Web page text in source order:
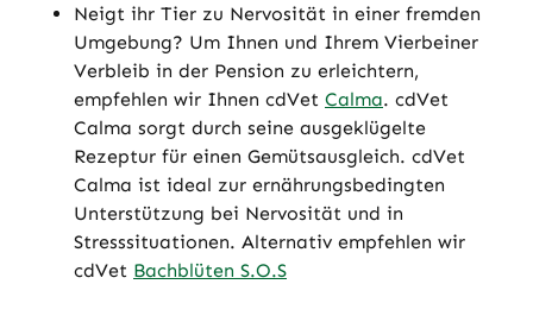
Neigt ihr Tier zu Nervosität in einer fremden
Umgebung? Um Ihnen und Ihrem Vierbeiner
Verbleib in der Pension zu erleichtern,
empfehlen wir Ihnen cdVet Calma. cdVet
Calma sorgt durch seine ausgeklügelte
Rezeptur für einen Gemütsausgleich. cdVet
Calma ist ideal zur ernährungsbedingten
Unterstützung bei Nervosität und in
Stresssituationen. Alternativ empfehlen wir
cdVet Bachblüten S.O.S